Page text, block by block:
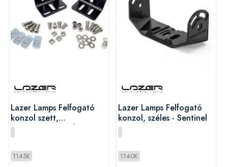
Lazer Lamps Felfogató
konzol szett,
tetőcsomagtartóhoz -
Sentinel
1145K
Lazer Lamps Felfogató
konzol, széles - Sentinel
1140K